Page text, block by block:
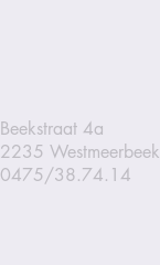
Beekstraat 4a
2235 Westmeerbeek
0475/38.74.14